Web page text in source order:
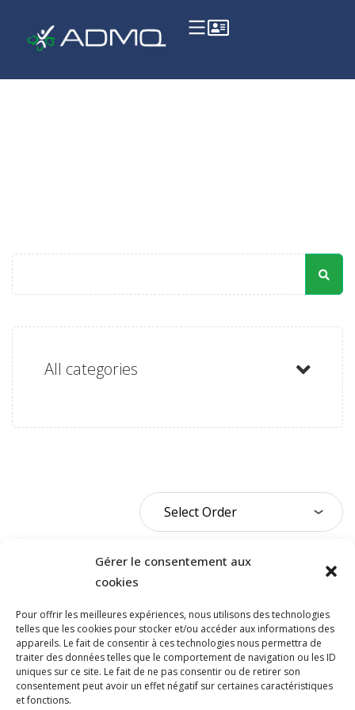
Gérer le consentement aux
cookies
Pour offrir les meilleures expériences, nous utilisons des technologies
telles que les cookies pour stocker et/ou accéder aux informations des
appareils. Le fait de consentir à ces technologies nous permettra de
traiter des données telles que le comportement de navigation ou les ID
uniques sur ce site. Le fait de ne pas consentir ou de retirer son
consentement peut avoir un effet négatif sur certaines caractéristiques
et fonctions.
All categories
NOUS JOINDRE